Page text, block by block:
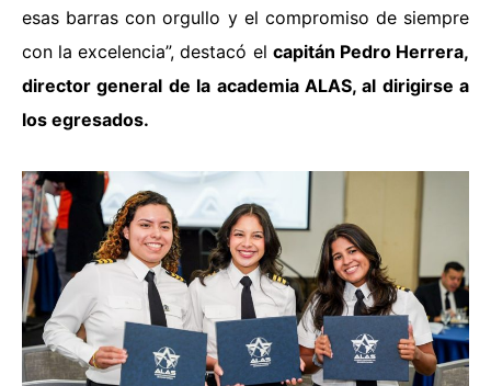
esas barras con orgullo y el compromiso de siempre
con la excelencia”, destacó el capitán Pedro Herrera,
director general de la academia ALAS, al dirigirse a
los egresados.